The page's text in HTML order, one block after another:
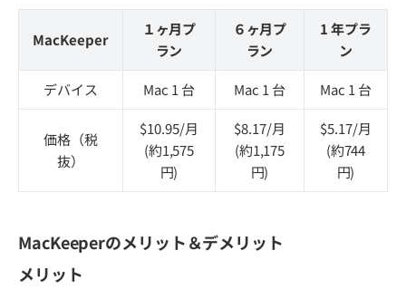
MacKeeper
１ヶ月プ
ラン
６ヶ月プ
ラン
1 年プラ
ン
デバイス Mac 1 台 Mac 1 台 Mac 1 台
価格（税
抜）
$10.95/月
(約1,575
円)
$8.17/月
(約1,175
円)
$5.17/月
(約744
円)
MacKeeperのメリット＆デメリット
メリット